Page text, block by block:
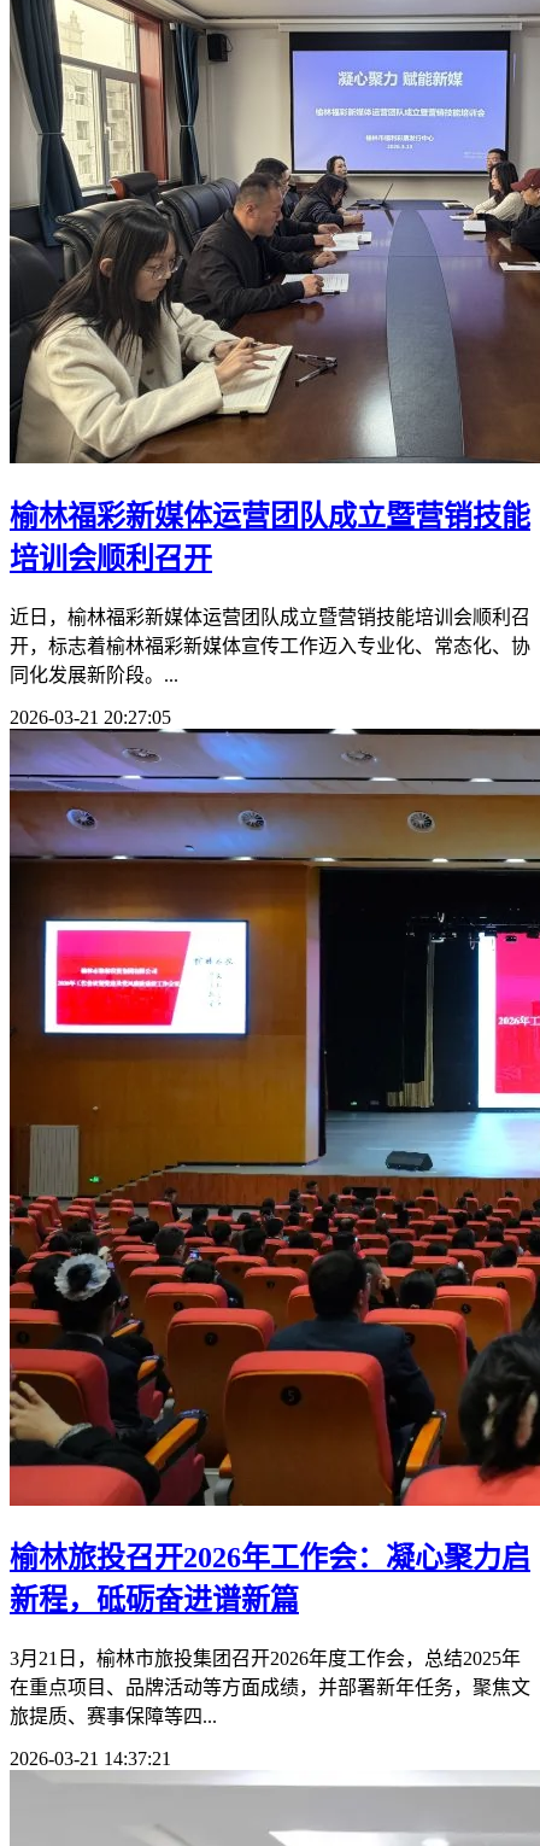
榆林福彩新媒体运营团队成立暨营销技能
培训会顺利召开
近日，榆林福彩新媒体运营团队成立暨营销技能培训会顺利召
开，标志着榆林福彩新媒体宣传工作迈入专业化、常态化、协
同化发展新阶段。...
2026-03-21 20:27:05
榆林旅投召开2026年工作会：凝心聚力启
新程，砥砺奋进谱新篇
3月21日，榆林市旅投集团召开2026年度工作会，总结2025年
在重点项目、品牌活动等方面成绩，并部署新年任务，聚焦文
旅提质、赛事保障等四...
2026-03-21 14:37:21